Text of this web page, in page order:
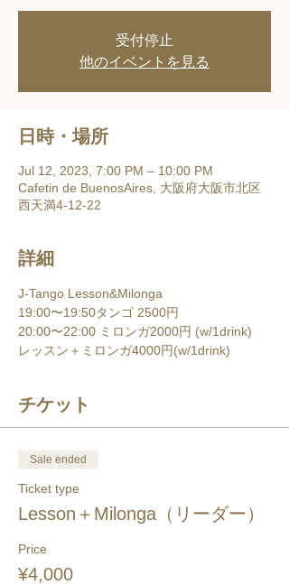
受付停止
他のイベントを見る
日時・場所
Jul 12, 2023, 7:00 PM – 10:00 PM
Cafetin de BuenosAires, 大阪府大阪市北区
西天満4-12-22
詳細
J-Tango Lesson&Milonga
19:00〜19:50タンゴ 2500円
20:00〜22:00 ミロンガ2000円 (w/1drink)
レッスン＋ミロンガ4000円(w/1drink)
チケット
Sale ended
Ticket type
Lesson＋Milonga（リーダー）
Price
¥4,000